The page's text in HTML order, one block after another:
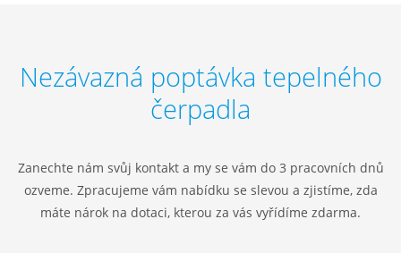
Nezávazná poptávka tepelného
čerpadla
Zanechte nám svůj kontakt a my se vám do 3 pracovních dnů
ozveme. Zpracujeme vám nabídku se slevou a zjistíme, zda
máte nárok na dotaci, kterou za vás vyřídíme zdarma.